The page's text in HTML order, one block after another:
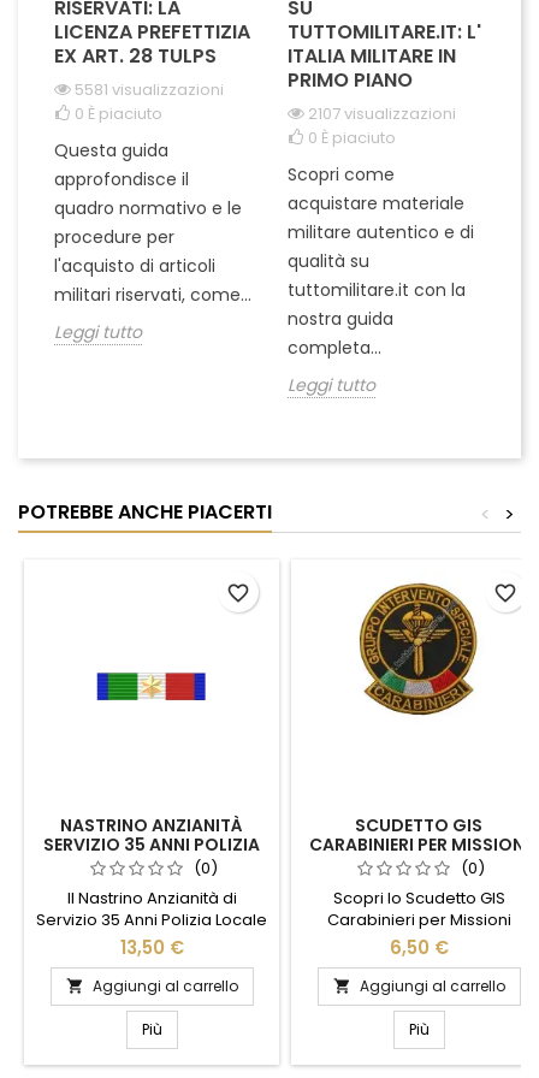
RISERVATI: LA
LICENZA PREFETTIZIA
EX ART. 28 TULPS
5581 visualizzazioni
0 È piaciuto
Questa guida
approfondisce il
quadro normativo e le
procedure per
l'acquisto di articoli
militari riservati, come...
Leggi tutto
SU
TUTTOMILITARE.IT: L'
ITALIA MILITARE IN
PRIMO PIANO
2107 visualizzazioni
0 È piaciuto
Scopri come
acquistare materiale
militare autentico e di
qualità su
tuttomilitare.it con la
nostra guida
completa...
Leggi tutto
POTREBBE ANCHE PIACERTI >
<
NASTRINO ANZIANITÀ
SERVIZIO 35 ANNI POLIZIA
LOCALE CAMPANIA
(0)
Il Nastrino Anzianità di
Servizio 35 Anni Polizia Locale
Campania identifica il
riconoscimento destinato al
personale che ha maturato
trentacinque anni di servizio
nei Corpi o nei Servizi di
Polizia Locale. Realizzato nel
formato regolamentare da
13,50 €
 Aggiungi al carrello
Più
favorite_border
SCUDETTO GIS
CARABINIERI PER MISSIONI
ALL'ESTERO(0)
Scopri lo Scudetto GIS
Carabinieri per Missioni
all'Estero, un simbolo di
coraggio e dedizione.
Realizzato con materiali di
alta qualità, questo scudetto
rappresenta l'eccellenza e
l'impegno delle forze speciali
italiane in missioni
6,50 €
 Aggiungi al carrello
Più
favorite_border